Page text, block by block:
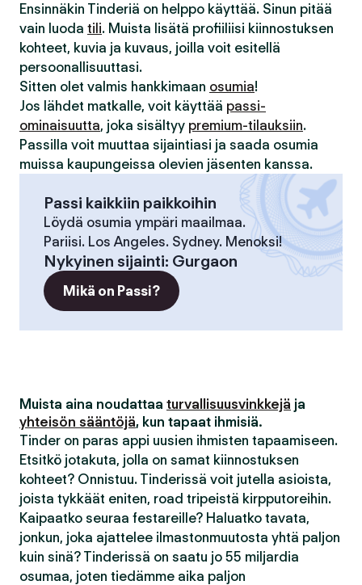
Ensinnäkin Tinderiä on helppo käyttää. Sinun pitää
vain luoda tili. Muista lisätä profiiliisi kiinnostuksen
kohteet, kuvia ja kuvaus, joilla voit esitellä
persoonallisuuttasi.
Sitten olet valmis hankkimaan osumia!
Jos lähdet matkalle, voit käyttää passi-
ominaisuutta, joka sisältyy premium-tilauksiin.
Passilla voit muuttaa sijaintiasi ja saada osumia
muissa kaupungeissa olevien jäsenten kanssa.
Passi kaikkiin paikkoihin
Löydä osumia ympäri maailmaa.
Pariisi. Los Angeles. Sydney. Menoksi!
Nykyinen sijainti: Gurgaon
Mikä on Passi?
Muista aina noudattaa turvallisuusvinkkejä ja
yhteisön sääntöjä, kun tapaat ihmisiä.
Tinder on paras appi uusien ihmisten tapaamiseen.
Etsitkö jotakuta, jolla on samat kiinnostuksen
kohteet? Onnistuu. Tinderissä voit jutella asioista,
joista tykkäät eniten, road tripeistä kirpputoreihin.
Kaipaatko seuraa festareille? Haluatko tavata,
jonkun, joka ajattelee ilmastonmuutosta yhtä paljon
kuin sinä? Tinderissä on saatu jo 55 miljardia
osumaa, joten tiedämme aika paljon